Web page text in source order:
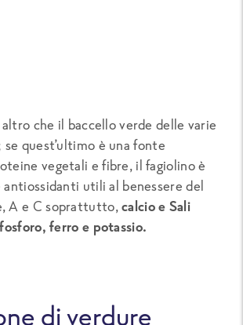
che il baccello verde delle varie
se quest’ultimo è una fonte
vegetali e fibre, il fagiolino è
antiossidanti utili al benessere del
A e C soprattutto,calcio e Sali
ferro e potassio.
di verdure